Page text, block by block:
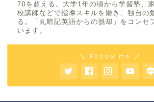
70を超える。大学1年の頃から学習塾、
校講師などで指導スキルを磨き、独自の
る。「丸暗記英語からの脱却」をコンセ
います。
＼ Follow me ／